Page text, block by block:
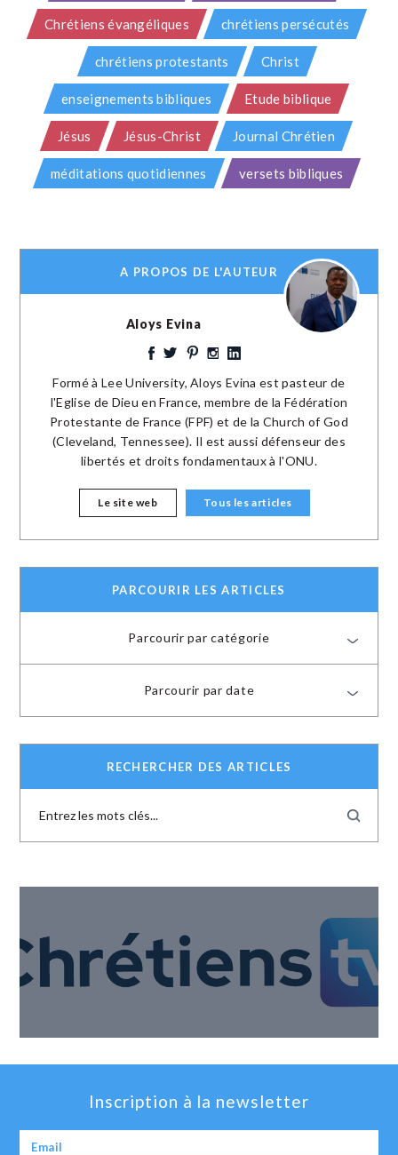
Chrétiens évangéliques chrétiens persécutés
chrétiens protestants Christ
enseignements bibliques Etude biblique
Jésus Jésus-Christ Journal Chrétien
méditations quotidiennes versets bibliques
A PROPOS DE L'AUTEUR
Aloys Evina
Formé à Lee University, Aloys Evina est pasteur de
l'Eglise de Dieu en France, membre de la Fédération
Protestante de France (FPF) et de la Church of God
(Cleveland, Tennessee). Il est aussi défenseur des
libertés et droits fondamentaux à l'ONU.
Le site web Tous les articles
PARCOURIR LES ARTICLES
Parcourir par catégorie
Parcourir par date
RECHERCHER DES ARTICLES
Inscription à la newsletter